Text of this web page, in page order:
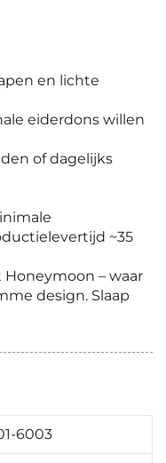
en lichte
eiderdons willen
of dagelijks
~35
– waar
design. Slaap
6003